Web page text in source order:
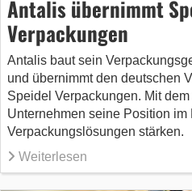
Antalis übernimmt
Verpackungen
Antalis baut sein
und übernimmt den deutschen
Speidel Verpackungen. Mit
Unternehmen seine Position
Verpackungslösungen stärken.
Weiterlesen